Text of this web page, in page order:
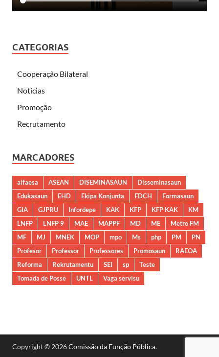
CATEGORIAS
Cooperação Bilateral
Notícias
Promoção
Recrutamento
MARCADORES
aifaesa ASEAN DISEMINASAUN
Disseminasaun
Edukasaun
EHD Ekipa Konjunta FDCH
Formasaun
GIA
GJPRU Infordepe KAK KFP KFP KAK
KM
LNFP
LNFP 9 MAE MAPPF MD ME
Metro FM
MF
MJ MNEK MOP mpo Ms php PM
PN
Profesor
Professor Professores Promosaun
RAEOA
Reforma
Rekrutamentu SEI sp
Teste
Tomada de Posse
UNTL Vaga servisu
Copyright © 2026Comissão da Função Pública.